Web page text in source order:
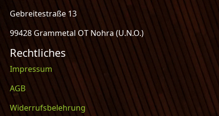
Gebreitestraße 13
99428 Grammetal OT Nohra (U.N.O.)
Rechtliches
Impressum
AGB
Widerrufsbelehrung